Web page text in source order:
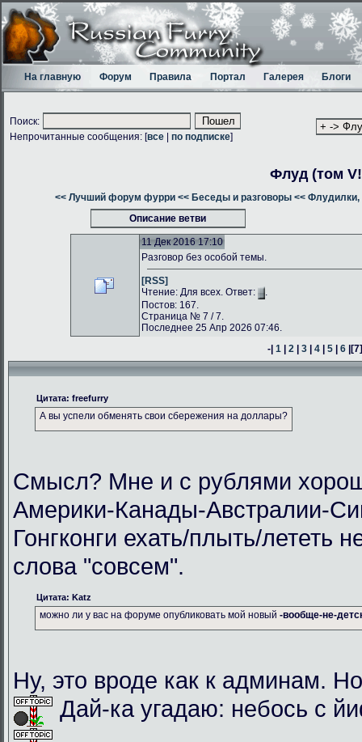
На главную Форум Правила Портал Галерея Блоги
Поиск:
Непрочитанные сообщения: [все по подписке]
Флуд (том
<< Лучший форум фурри << Беседы и разговоры << Флудилки,
Описание ветви
11 Дек 2016 17:10
Разговор без особой темы.
[RSS]
Чтение: Для всех. Ответ:
.
Постов: 167.
Страница № 7 / 7.
Последнее 25 Апр 2026 07:46.
-|1 |2 |3 |4 |5 |6 |
Цитата: freefurry
А вы успели обменять свои сбережения на доллары?
Смысл? Мне и с рублями
Америки-Канады-Австралии-
Гонгконги ехать/плыть/лететь
слова "совсем".
Цитата: Katz
можно ли у вас на форуме опубликовать мой новый -вообще-не-
Ну, это вроде как к админам.
Дай-ка угадаю: небось с